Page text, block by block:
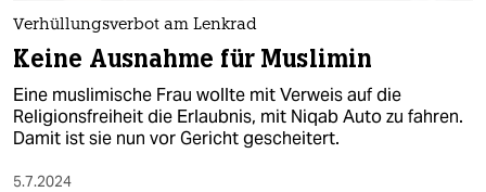
Verhüllungsverbot am Lenkrad
Keine Ausnahme für Muslimin
Eine muslimische Frau wollte mit Verweis auf die
Religionsfreiheit die Erlaubnis, mit Niqab Auto zu fahren.
Damit ist sie nun vor Gericht gescheitert.
5.7.2024